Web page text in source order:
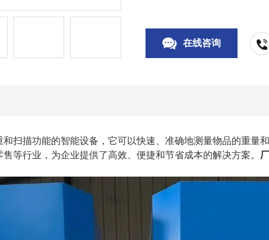
在线咨询
扫描功能的智能设备，它可以快速、准确地测量物品的重量
等行业，为企业提供了高效、便捷和节省成本的解决方案。